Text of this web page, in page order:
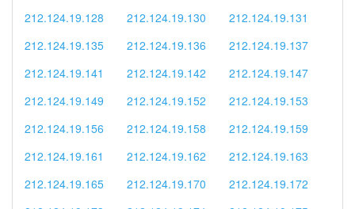
212.124.19.128
212.124.19.130
212.124.19.131
212.124.19.135
212.124.19.136
212.124.19.137
212.124.19.141
212.124.19.142
212.124.19.147
212.124.19.149
212.124.19.152
212.124.19.153
212.124.19.156
212.124.19.158
212.124.19.159
212.124.19.161
212.124.19.162
212.124.19.163
212.124.19.165
212.124.19.170
212.124.19.172